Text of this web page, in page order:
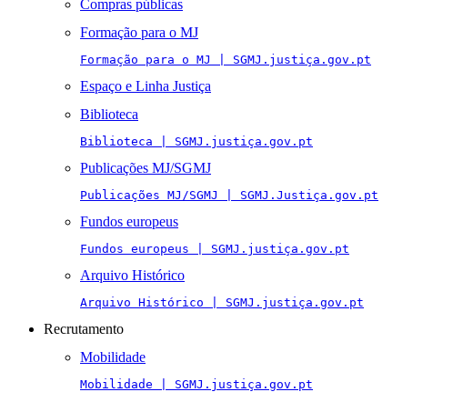
Compras públicas
Formação para o MJ
Formação para o MJ | SGMJ.justiça.gov.pt
Espaço e Linha Justiça
Biblioteca
Biblioteca | SGMJ.justiça.gov.pt
Publicações MJ/SGMJ
Publicações MJ/SGMJ | SGMJ.Justiça.gov.pt
Fundos europeus
Fundos europeus | SGMJ.justiça.gov.pt
Arquivo Histórico
Arquivo Histórico | SGMJ.justiça.gov.pt
Recrutamento
Mobilidade
Mobilidade | SGMJ.justiça.gov.pt